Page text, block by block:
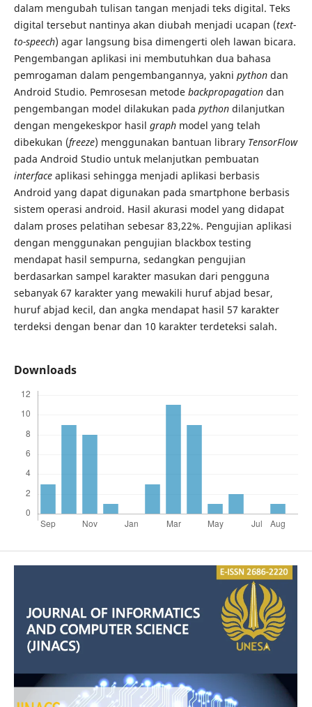
dalam mengubah tulisan tangan menjadi teks digital. Teks
digital tersebut nantinya akan diubah menjadi ucapan (text-
to-speech) agar langsung bisa dimengerti oleh lawan bicara.
Pengembangan aplikasi ini membutuhkan dua bahasa
pemrogaman dalam pengembangannya, yakni pythondan
Android Studio. Pemrosesan metode backpropagationdan
pengembangan model dilakukan pada pythondilanjutkan
dengan mengekeskpor hasil graphmodel yang telah
dibekukan (freeze) menggunakan bantuan library TensorFlow
pada Android Studio untuk melanjutkan pembuatan
interfaceaplikasi sehingga menjadi aplikasi berbasis
Android yang dapat digunakan pada smartphone berbasis
sistem operasi android. Hasil akurasi model yang didapat
dalam proses pelatihan sebesar 83,22%. Pengujian aplikasi
dengan menggunakan pengujian blackbox testing
mendapat hasil sempurna, sedangkan pengujian
berdasarkan sampel karakter masukan dari pengguna
sebanyak 67 karakter yang mewakili huruf abjad besar,
huruf abjad kecil, dan angka mendapat hasil 57 karakter
terdeksi dengan benar dan 10 karakter terdeteksi salah.
Downloads